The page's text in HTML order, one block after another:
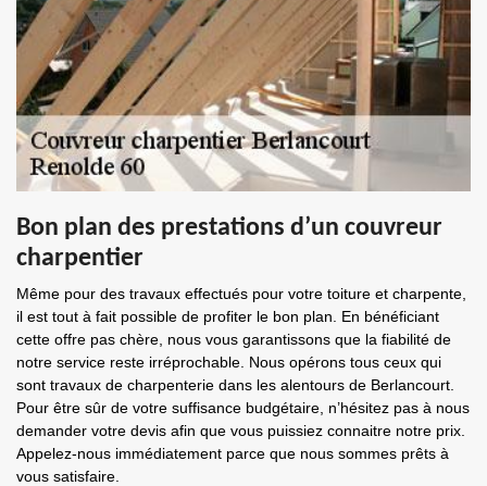
Bon plan des prestations d’un couvreur
charpentier
Même pour des travaux effectués pour votre toiture et charpente,
il est tout à fait possible de profiter le bon plan. En bénéficiant
cette offre pas chère, nous vous garantissons que la fiabilité de
notre service reste irréprochable. Nous opérons tous ceux qui
sont travaux de charpenterie dans les alentours de Berlancourt.
Pour être sûr de votre suffisance budgétaire, n’hésitez pas à nous
demander votre devis afin que vous puissiez connaitre notre prix.
Appelez-nous immédiatement parce que nous sommes prêts à
vous satisfaire.